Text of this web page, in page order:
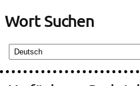
Wort Suchen